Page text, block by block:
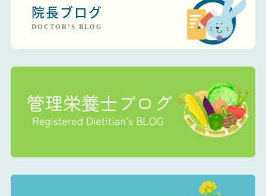
院長ブログ
DOCTOR’S BLOG